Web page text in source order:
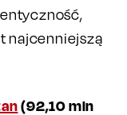
najcenniejszą
(92,10 mln